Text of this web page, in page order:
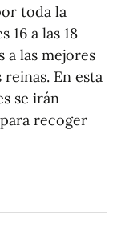
toda la
16 a las 18
a las mejores
En esta
se irán
recoger